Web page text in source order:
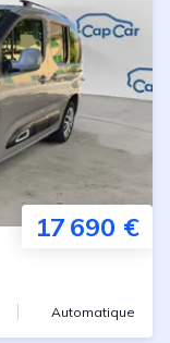
17 690 €
Automatique